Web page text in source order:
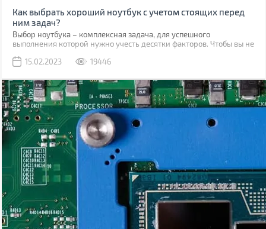
Как выбрать хороший ноутбук с учетом стоящих перед
ним задач?
Выбор ноутбука – комплексная задача, для успешного
выполнения которой нужно учесть десятки факторов. Чтобы вы не
котором расшифровали значение параметров, и дали
Воспользовавшись нашим руководством, вы сможете выбрать
ноутбук для учебы, офисной работы, гейминга, проектирования и
других задач.
15.02.2023 19446